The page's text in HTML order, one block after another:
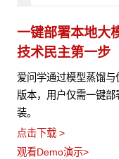
一键部署本地大
技术民主第一步
爱问学通过模型蒸馏
版本，用户仅需一键
装。
点击下载 >
观看Demo演示>